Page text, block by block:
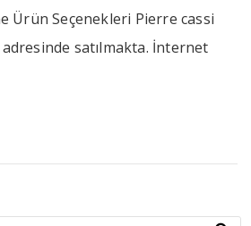
Ürün Seçenekleri Pierre cassi
satılmakta. İnternet